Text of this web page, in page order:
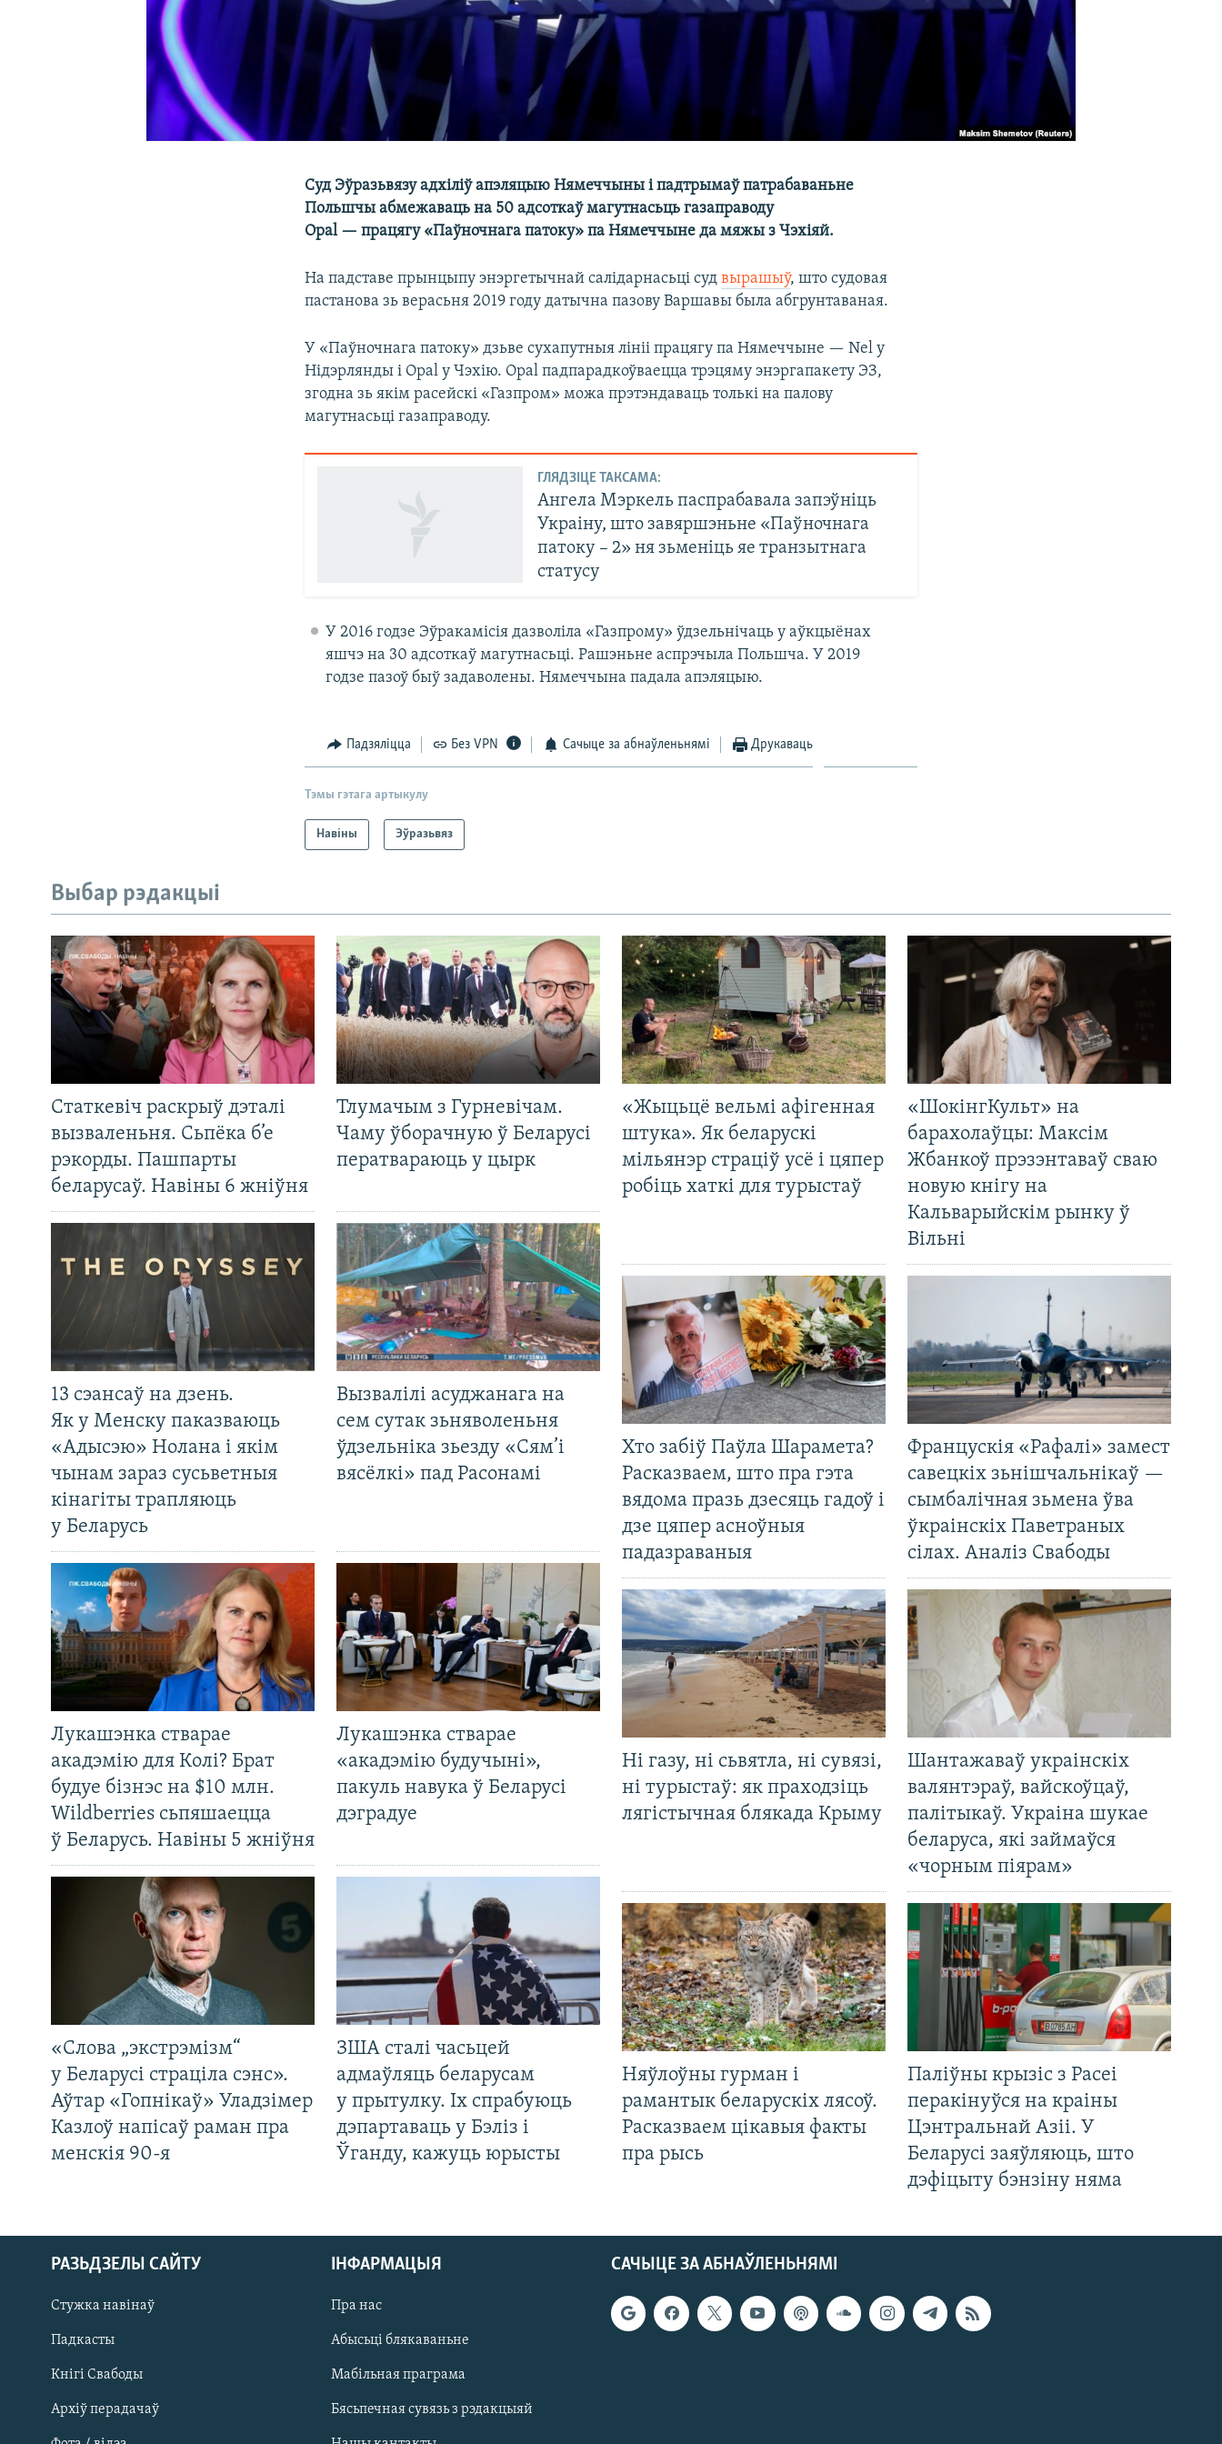
Суд Эўразьвязу адхіліў апэляцыю Нямеччыны і падтрымаў патрабаваньне
Польшчы абмежаваць на 50 адсоткаў магутнасьць газаправоду
Opal — працягу «Паўночнага патоку» па Нямеччыне да мяжы з Чэхіяй.
На падставе прынцыпу энэргетычнай салідарнасьці судвырашыў, што судовая
пастанова зь верасьня 2019 году датычна пазову Варшавы была абгрунтаваная.
У «Паўночнага патоку» дзьве сухапутныя лініі працягу па Нямеччыне — Nel у
Нідэрлянды і Opal у Чэхію. Opal падпарадкоўваецца трэцяму энэргапакету ЭЗ,
згодна зь якім расейскі «Газпром» можа прэтэндаваць толькі на палову
магутнасьці газаправоду.
ГЛЯДЗІЦЕ ТАКСАМА:
Ангела Мэркель паспрабавала запэўніць
Украіну, што завяршэньне «Паўночнага
патоку – 2» ня зьменіць яе транзытнага
статусу
У 2016 годзе Эўракамісія дазволіла «Газпрому» ўдзельнічаць у аўкцыёнах
яшчэ на 30 адсоткаў магутнасьці. Рашэньне аспрэчыла Польшча. У 2019
годзе пазоў быў задаволены. Нямеччына падала апэляцыю.
Падзяліцца Без VPN Сачыце за абнаўленьнямі Друкаваць
Тэмы гэтага артыкулу
Навіны Эўразьвяз
Выбар рэдакцыі
Статкевіч раскрыў дэталі
вызваленьня. Сьпёка б’е
рэкорды. Пашпарты
беларусаў. Навіны 6 жніўня
Тлумачым з Гурневічам.
Чаму ўборачную ў Беларусі
ператвараюць у цырк
13 сэансаў на дзень.
Як у Менску паказваюць
«Адысэю» Нолана і якім
чынам зараз сусьветныя
кінагіты трапляюць
у Беларусь
Вызвалілі асуджанага на
сем сутак зьняволеньня
ўдзельніка зьезду «Сям’і
вясёлкі» пад Расонамі
Лукашэнка стварае
акадэмію для Колі? Брат
будуе бізнэс на $10 млн.
Wildberries сьпяшаецца
ў Беларусь. Навіны 5 жніўня
Лукашэнка стварае
«акадэмію будучыні»,
пакуль навука ў Беларусі
дэградуе
«Слова „экстрэмізм“
у Беларусі страціла сэнс».
Аўтар «Гопнікаў» Уладзімер
Казлоў напісаў раман пра
менскія 90-я
ЗША сталі часьцей
адмаўляць беларусам
у прытулку. Іх спрабуюць
дэпартаваць у Бэліз і
Ўганду, кажуць юрысты
«Жыцьцё вельмі афігенная
штука». Як беларускі
мільянэр страціў усё і цяпер
робіць хаткі для турыстаў
«ШокінгКульт» на
барахолаўцы: Максім
Жбанкоў прэзэнтаваў сваю
новую кнігу на
Кальварыйскім рынку ў
Вільні
Хто забіў Паўла Шарамета?
Расказваем, што пра гэта
вядома празь дзесяць гадоў і
дзе цяпер асноўныя
падазраваныя
Францускія «Рафалі» замест
савецкіх зьнішчальнікаў —
сымбалічная зьмена ўва
ўкраінскіх Паветраных
сілах. Аналіз Свабоды
Ні газу, ні сьвятла, ні сувязі,
ні турыстаў: як праходзіць
лягістычная блякада Крыму
Шантажаваў украінскіх
валянтэраў, вайскоўцаў,
палітыкаў. Украіна шукае
беларуса, які займаўся
«чорным піярам»
Няўлоўны гурман і
рамантык беларускіх лясоў.
Расказваем цікавыя факты
пра рысь
Паліўны крызіс з Расеі
перакінуўся на краіны
Цэнтральнай Азіі. У
Беларусі заяўляюць, што
дэфіцыту бэнзіну няма
САЧЫЦЕ ЗА АБНАЎЛЕНЬНЯМІ
РАЗЬДЗЕЛЫ САЙТУ
Стужка навінаў
Падкасты
Кнігі Свабоды
Архіў перадачаў
ІНФАРМАЦЫЯ
Пра нас
Абысьці блякаваньне
Мабільная праграма
Бясьпечная сувязь з рэдакцыяй